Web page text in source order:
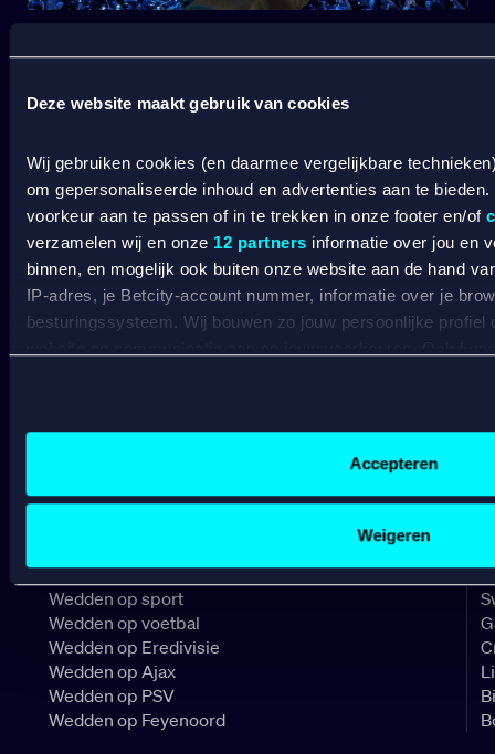
Deze website maakt gebruik van cookies
Wij gebruiken cookies (en daarmee vergelijkbare
om gepersonaliseerde inhoud en advertenties aan te
voorkeur aan te passen of in te trekken in onze footer en/of
verzamelen wij en onze 12 partners informatie over jou en
binnen, en mogelijk ook buiten onze website aan de hand
IP-adres, je Betcity-account nummer, informatie over je
besturingssysteem. Wij bouwen zo jouw persoonlijke profiel
Sociale media functionaliteit.
Accepteren
Weigeren
SPORT WELKOMSTBONUS
VERANTWOORD
BETCITY
SPORTSBOOK
Wedden op sport
Wedden op voetbal
Wedden op Eredivisie
Wedden op Ajax
Wedden op PSV
Wedden op Feyenoord